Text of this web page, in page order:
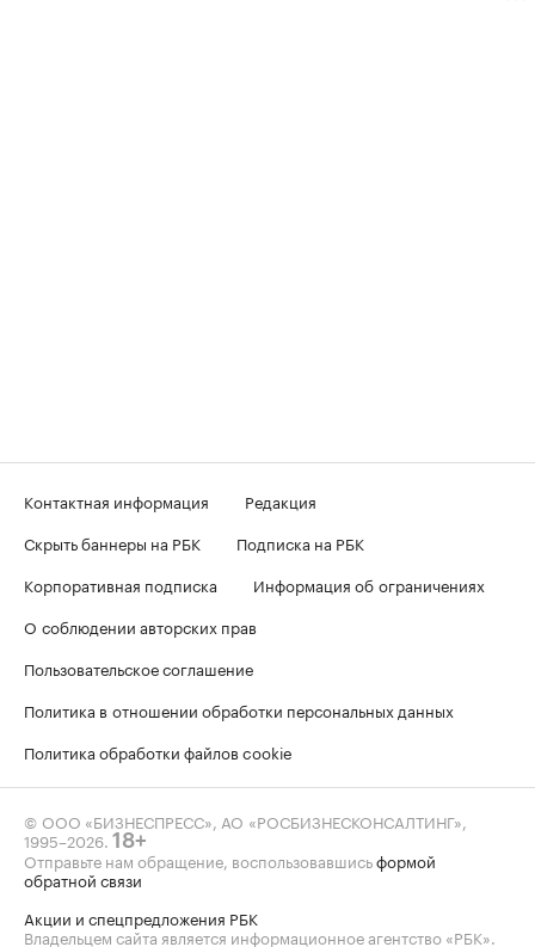
Контактная информация
Редакция
Скрыть баннеры на РБК
Подписка на РБК
Корпоративная подписка
Информация об ограничениях
О соблюдении авторских прав
Пользовательское соглашение
Политика в отношении обработки персональных данных
Политика обработки файлов cookie
© ООО «БИЗНЕСПРЕСС», АО «РОСБИЗНЕСКОНСАЛТИНГ»,
1995–2026. 18+
Отправьте нам обращение, воспользовавшисьформой
обратной связи
Акции и спецпредложения РБК
Владельцем сайта является информационное агентство «РБК».